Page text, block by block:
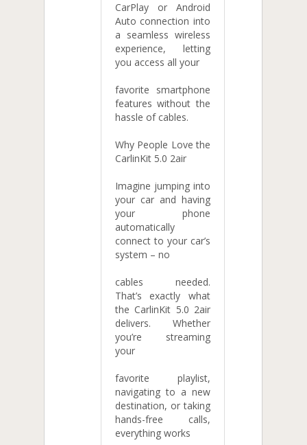
CarPlay or Android
Auto connection into
a seamless wireless
experience, letting
you access all your
favorite smartphone
features without the
hassle of cables.
Why People Love the
CarlinKit 5.0 2air
Imagine jumping into
your car and having
your phone
automatically
connect to your car’s
system – no
cables needed.
That’s exactly what
the CarlinKit 5.0 2air
delivers. Whether
you’re streaming
your
favorite playlist,
navigating to a new
destination, or taking
hands-free calls,
everything works